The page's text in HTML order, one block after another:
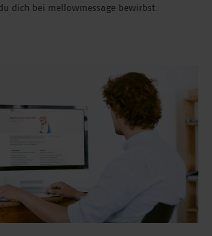
dich bei mellowmessage bewirbst.